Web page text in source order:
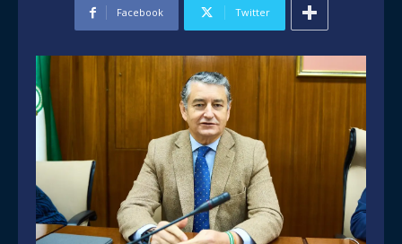
Facebook Twitter